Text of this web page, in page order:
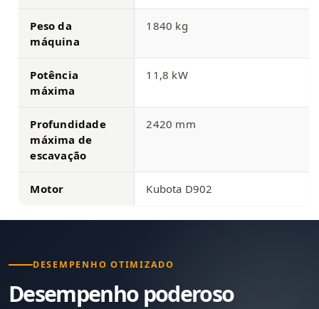
Peso da
máquina
1840 kg
Potência
máxima
11,8 kW
Profundidade
máxima de
escavação
2420 mm
Motor Kubota D902
DESEMPENHO OTIMIZADO
Desempenho poderoso